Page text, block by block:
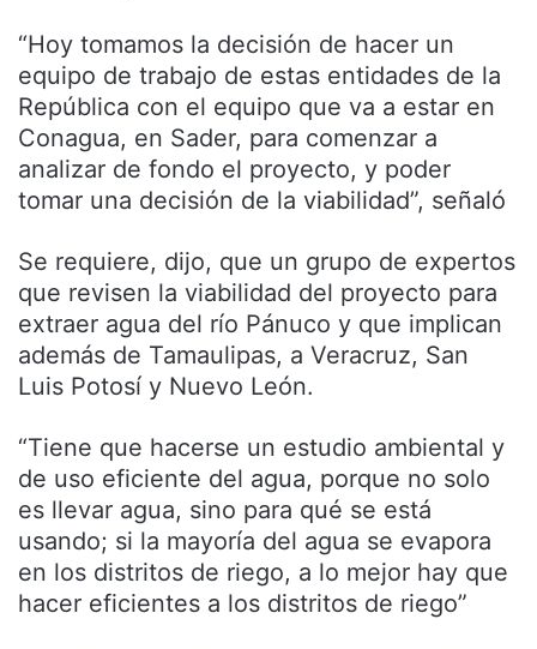
“Hoy tomamos la decisión de hacer un
equipo de trabajo de estas entidades de la
República con el equipo que va a estar en
Conagua, en Sader, para comenzar a
analizar de fondo el proyecto, y poder
tomar una decisión de la viabilidad”, señaló
Se requiere, dijo, que un grupo de expertos
que revisen la viabilidad del proyecto para
extraer agua del río Pánuco y que implican
además de Tamaulipas, a Veracruz, San
Luis Potosí y Nuevo León.
“Tiene que hacerse un estudio ambiental y
de uso eficiente del agua, porque no solo
es llevar agua, sino para qué se está
usando; si la mayoría del agua se evapora
en los distritos de riego, a lo mejor hay que
hacer eficientes a los distritos de riego”